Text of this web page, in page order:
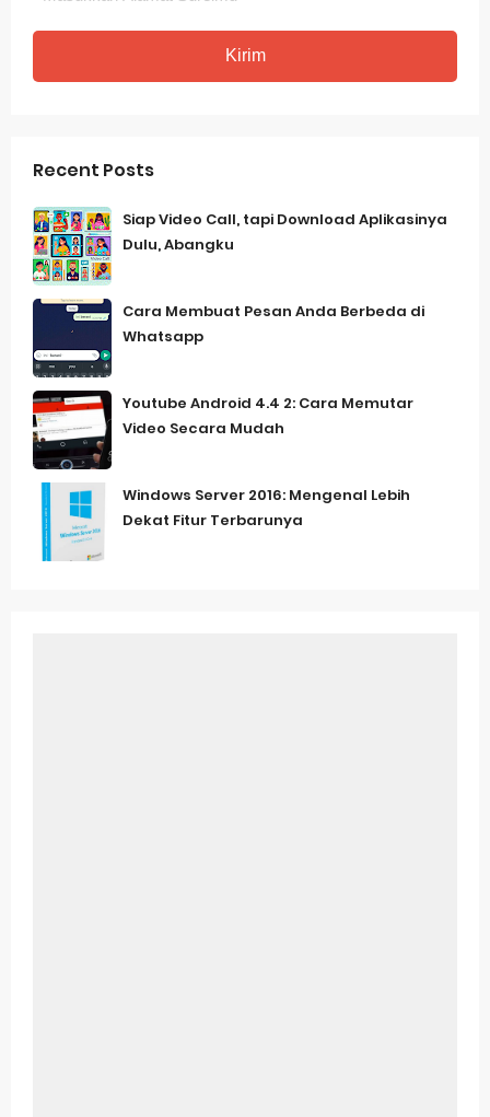
Recent Posts
Siap Video Call, tapi Download Aplikasinya
Dulu, Abangku
Cara Membuat Pesan Anda Berbeda di
Whatsapp
Youtube Android 4.4 2: Cara Memutar
Video Secara Mudah
Windows Server 2016: Mengenal Lebih
Dekat Fitur Terbarunya